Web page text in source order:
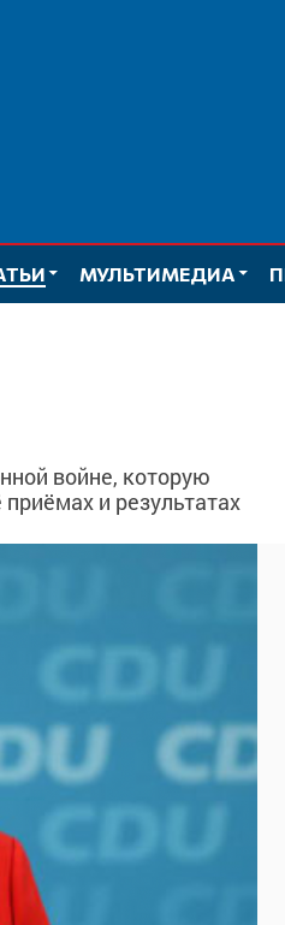
МУЛЬТИМЕДИА
войне, которую
и результатах